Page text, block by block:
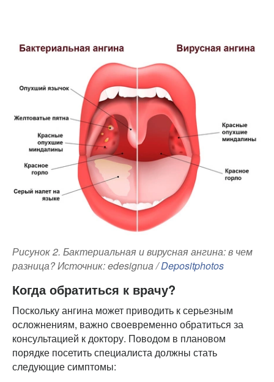
Рисунок 2. Бактериальная и вирусная ангина: в чем
разница? Источник: edesignua /Depositphotos
Когда обратиться к врачу?
Поскольку ангина может приводить к серьезным
осложнениям, важно своевременно обратиться за
консультацией к доктору. Поводом в плановом
порядке посетить специалиста должны стать
следующие симптомы: